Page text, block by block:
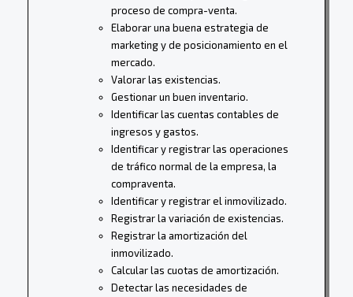
proceso de compra-venta.
Elaborar una buena estrategia de
marketing y de posicionamiento en el
mercado.
Valorar las existencias.
Gestionar un buen inventario.
Identificar las cuentas contables de
ingresos y gastos.
Identificar y registrar las operaciones
de tráfico normal de la empresa, la
compraventa.
Identificar y registrar el inmovilizado.
Registrar la variación de existencias.
Registrar la amortización del
inmovilizado.
Calcular las cuotas de amortización.
Detectar las necesidades de